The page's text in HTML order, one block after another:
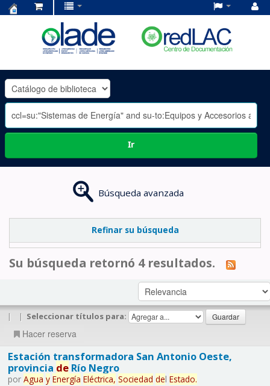
OLADE
-
Ir
Búsqueda avanzada
Refinar su búsqueda
Su búsqueda retornó 4 resultados.
| | Seleccionar títulos para:
Hacer reserva
Estación transformadora San Antonio Oeste,
provincia deRío Negro
por Agua y Energía Eléctrica, Sociedad del Estado.